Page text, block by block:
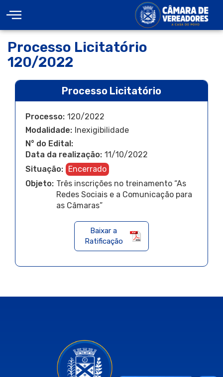
Processo Licitatório
120/2022
Processo Licitatório
Processo: 120/2022
Modalidade: Inexigibilidade
N° do Edital:
Data da realização: 11/10/2022
Situação: Encerrado
Objeto: Três inscrições no treinamento “As
Redes Sociais e a Comunicação para
as Câmaras”
Baixar a
Ratificação